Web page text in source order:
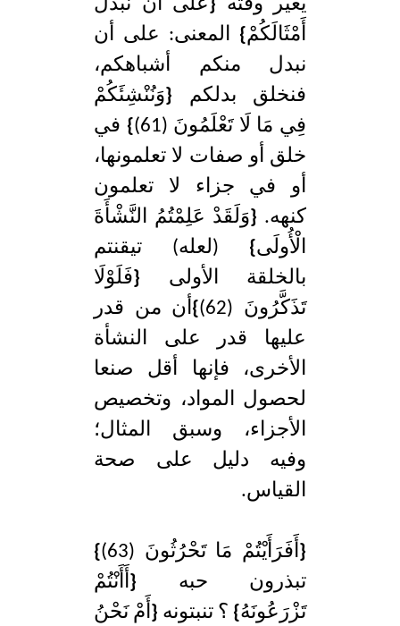
يغير وقته { عَلَى أَنْ نُبَدِّلَ
أَمْثَالَكُمْ} المعنى: على أن
نبدل منكم أشباهكم،
فنخلق بدلكم {وَنُنْشِئَكُمْ
فِي مَا لَا تَعْلَمُونَ (61)
} في
خلق أو صفات لا تعلمونها،
أو في جزاء لا تعلمون
كنهه. {وَلَقَدْ عَلِمْتُمُ النَّشْأَةَ
الْأُولَى} (لعله) تيقنتم
بالخلقة الأولى {فَلَوْلَا
تَذَكَّرُونَ (62)
} أن من قدر
عليها قدر على النشأة
الأخرى، فإنها أقل صنعا
لحصول المواد، وتخصيص
الأجزاء، وسبق المثال؛
وفيه دليل على صحة
القياس.
{أَفَرَأَيْتُمْ مَا تَحْرُثُونَ (63)
}
تبذرون حبه {أَأَنْتُمْ
تَزْرَعُونَهُ} ؟ تنبتونه {أَمْ نَحْنُ